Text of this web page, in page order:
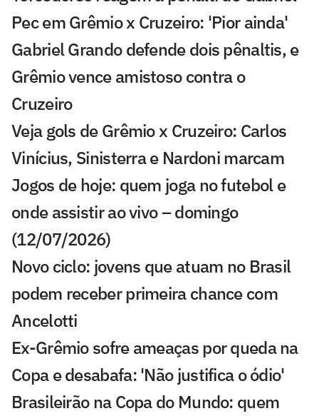
Pec em Grêmio x Cruzeiro: 'Pior ainda'
Gabriel Grando defende dois pênaltis, e
Grêmio vence amistoso contra o
Cruzeiro
Veja gols de Grêmio x Cruzeiro: Carlos
Vinícius, Sinisterra e Nardoni marcam
Jogos de hoje: quem joga no futebol e
onde assistir ao vivo – domingo
(12/07/2026)
Novo ciclo: jovens que atuam no Brasil
podem receber primeira chance com
Ancelotti
Ex-Grêmio sofre ameaças por queda na
Copa e desabafa: 'Não justifica o ódio'
Brasileirão na Copa do Mundo: quem